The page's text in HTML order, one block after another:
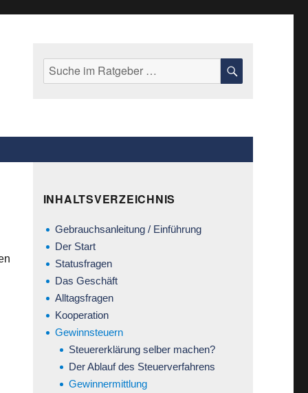
Suche
nach:
INHALTSVERZEICHNIS
Gebrauchsanleitung / Einführung
Der Start
Statusfragen
Das Geschäft
Alltagsfragen
Kooperation
Gewinnsteuern
Steuererklärung selber machen?
Der Ablauf des Steuerverfahrens
Gewinnermittlung